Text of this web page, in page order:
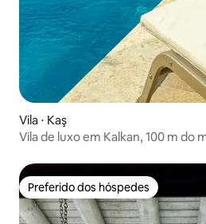
Vila ⋅ Kaş
Vila de luxo em Kalkan, 100 m do
Preferido dos hóspedes
Preferido dos hóspedes